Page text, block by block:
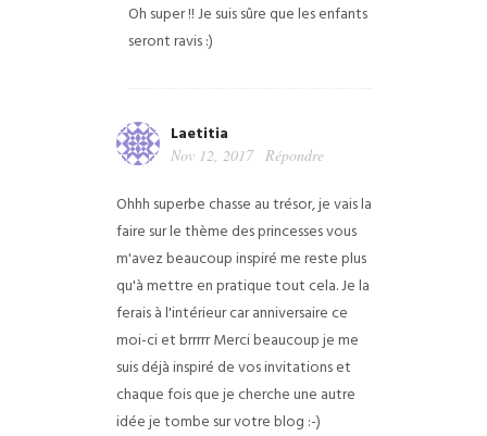
Oh super !! Je suis sûre que les enfants
seront ravis :)
Laetitia
Nov 12, 2017 Répondre
Ohhh superbe chasse au trésor, je vais la
faire sur le thème des princesses vous
m'avez beaucoup inspiré me reste plus
qu'à mettre en pratique tout cela. Je la
ferais à l'intérieur car anniversaire ce
moi-ci et brrrrrMerci beaucoup je me
suis déjà inspiré de vos invitations et
chaque fois que je cherche une autre
idée je tombe sur votre blog :-)